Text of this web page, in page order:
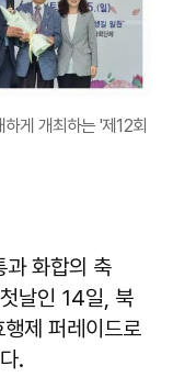
게 개최하는 '제12회
과 화합의 축
날인 14일, 북
제 퍼레이드로
.